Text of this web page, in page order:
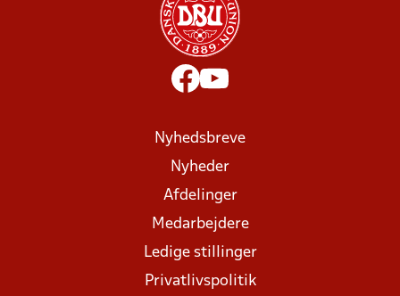
Nyhedsbreve
Nyheder
Afdelinger
Medarbejdere
Ledige stillinger
Privatlivspolitik